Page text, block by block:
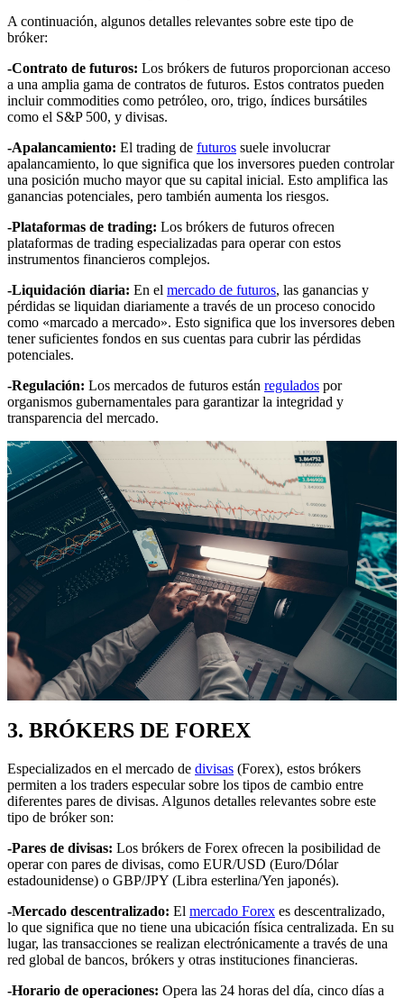
A continuación, algunos detalles relevantes sobre este tipo de
bróker:
-Contrato de futuros: Los brókers de futuros proporcionan acceso
a una amplia gama de contratos de futuros. Estos contratos pueden
incluir commodities como petróleo, oro, trigo, índices bursátiles
como el S&P 500, y divisas.
-Apalancamiento: El trading de futuros suele involucrar
apalancamiento, lo que significa que los inversores pueden controlar
una posición mucho mayor que su capital inicial. Esto amplifica las
ganancias potenciales, pero también aumenta los riesgos.
-Plataformas de trading: Los brókers de futuros ofrecen
plataformas de trading especializadas para operar con estos
instrumentos financieros complejos.
-Liquidación diaria: En el mercado de futuros, las ganancias y
pérdidas se liquidan diariamente a través de un proceso conocido
como «marcado a mercado». Esto significa que los inversores deben
tener suficientes fondos en sus cuentas para cubrir las pérdidas
potenciales.
-Regulación: Los mercados de futuros están regulados por
organismos gubernamentales para garantizar la integridad y
transparencia del mercado.
3. BRÓKERS DE FOREX
Especializados en el mercado de divisas (Forex), estos brókers
permiten a los traders especular sobre los tipos de cambio entre
diferentes pares de divisas. Algunos detalles relevantes sobre este
tipo de bróker son:
-Pares de divisas: Los brókers de Forex ofrecen la posibilidad de
operar con pares de divisas, como EUR/USD (Euro/Dólar
estadounidense) o GBP/JPY (Libra esterlina/Yen japonés).
-Mercado descentralizado: El mercado Forex es descentralizado,
lo que significa que no tiene una ubicación física centralizada. En su
lugar, las transacciones se realizan electrónicamente a través de una
red global de bancos, brókers y otras instituciones financieras.
-Horario de operaciones: Opera las 24 horas del día, cinco días a